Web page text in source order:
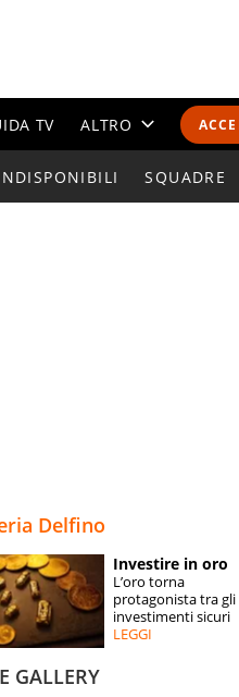
TV ALTRO
CALENDARI E
ESPERTI
CONTATTI
SQUADRE
Delfino
Investire in oro
L’oro torna
protagonista tra gli
investimenti sicuri
LEGGI
GALLERY